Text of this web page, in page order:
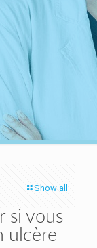
Show all
si vous
ulcère